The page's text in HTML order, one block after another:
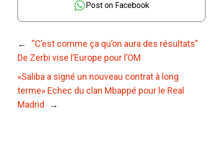
Post on Facebook
←
“C’est comme ça qu’on aura des résultats”
De Zerbi vise l’Europe pour l’OM
«Saliba a signé un nouveau contrat à long
terme» Echec du clan Mbappé pour le Real
Madrid
→